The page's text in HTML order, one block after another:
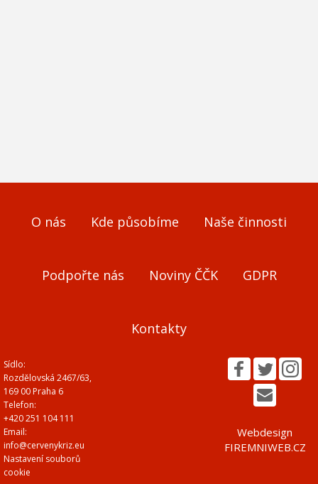
O nás Kde působíme Naše činnosti
Podpořte nás Noviny ČČK GDPR
Kontakty
Sídlo:
Rozdělovská 2467/63,
169 00 Praha 6
Telefon:
+420 251 104 111
Email:
info@cervenykriz.eu
Nastavení souborů
cookie
Webdesign
FIREMNIWEB.CZ